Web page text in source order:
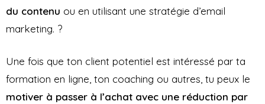
du contenu ou en utilisant une stratégie d’email
marketing. ?
Une fois que ton client potentiel est intéressé par ta
formation en ligne, ton coaching ou autres, tu peux le
motiver à passer à l’achat avec une réduction par